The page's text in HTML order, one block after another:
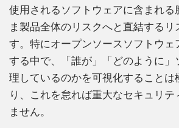
使用されるソフトウェアに含まれる
ま製品全体のリスクへと直結するリ
す。特にオープンソースソフトウェ
する中で、「誰が」「どのように」
理しているのかを可視化することは
り、これを怠れば重大なセキュリ
ません。